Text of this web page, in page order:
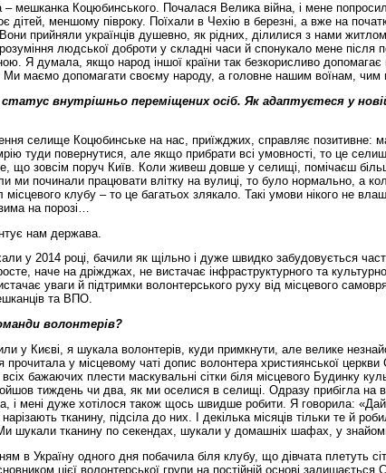
– мешканка Коцюбинського. Почалася Велика війна, і мене
дітей, меншому півроку. Поїхали в Чехію в березні, а вже на
прийняли українців душевно, як рідних, ділилися з нами
людської доброти у складні часи й спонукало мене після
Я думала, якщо народ іншої країни так безкорисливо допомагає
Ми маємо допомагати своєму народу, а головне нашим воїнам,
внутрішньо переміщених осіб. Як адаптуєтеся у
селище Коцюбинське на нас, приїжджих, справляє позитивне:
туди повернутися, але якщо прибрати всі умовності, то це
що зовсім поруч Київ. Коли живеш довше у селищі, помічаєш
ми починали працювати влітку на вулиці, то було нормально, а
місцевого клубу – то це багатьох злякало. Такі умови нікого не
на порозі…
нам держава.
у 2014 році, бачили як щільно і дуже швидко забудовується
наче на дріжджах, не вистачає інфраструктурного та
уваги й підтримки волонтерського руху від місцевого
та ВПО.
волонтерів?
у Києві, я шукала волонтерів, куди примкнути, але велике
у місцевому чаті допис волонтера християнської церкви
бажаючих плести маскувальні сітки біля місцевого Будинку
тиждень чи два, як ми оселися в селищі. Одразу прибігла на
і мені дуже хотілося також щось швидше робити. Я говорила:
тканину, підсіла до них. І декілька місяців тільки те й
шукали тканину по секендах, шукали у домашніх шафах, у
в Україну одного дня побачила біля клубу, що дівчата плетуть
цієї волонтерської групи на постійній основі